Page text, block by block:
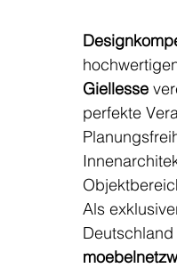
Giellesse
perfekte
Als